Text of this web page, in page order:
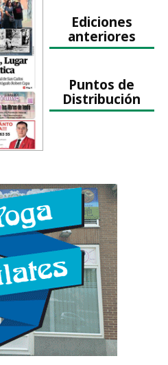
Ediciones
anteriores
Puntos de
Distribución